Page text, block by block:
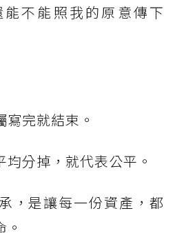
不能照我的原意傳下
完就結束。
分掉，就代表公平。
，是讓每一份資產，都